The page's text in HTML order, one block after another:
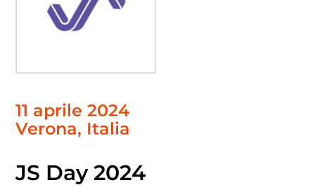
11 aprile 2024
Verona, Italia
JS Day 2024